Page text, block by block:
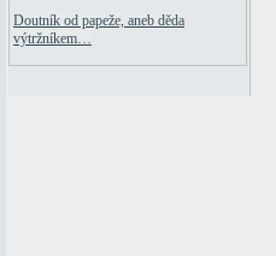
Doutník od papeže, aneb děda
výtržníkem…